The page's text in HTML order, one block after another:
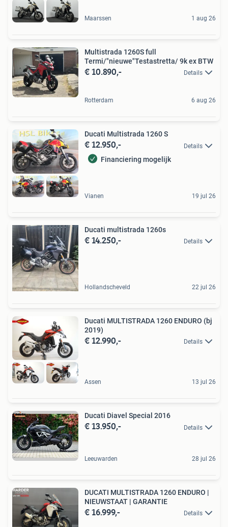
Maarssen 1 aug 26
Multistrada 1260S full
Termi/"nieuwe"Testastretta/ 9k ex BTW
€ 10.890,- Details
Rotterdam 6 aug 26
Ducati Multistrada 1260 S
€ 12.950,- Details
Financiering mogelijk
Vianen 19 jul 26
Ducati multistrada 1260s
€ 14.250,- Details
Hollandscheveld 22 jul 26
Ducati MULTISTRADA 1260 ENDURO (bj
2019)
€ 12.990,- Details
Assen 13 jul 26
Ducati Diavel Special 2016
€ 13.950,- Details
Leeuwarden 28 jul 26
DUCATI MULTISTRADA 1260 ENDURO |
NIEUWSTAAT | GARANTIE
€ 16.999,- Details